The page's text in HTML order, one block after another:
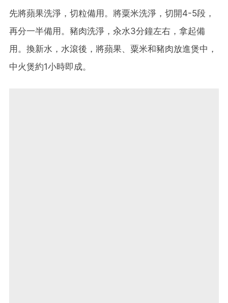
先將蘋果洗淨，切粒備用。將粟米洗淨，切開4-5段，
再分一半備用。豬肉洗淨，汆水3分鐘左右，拿起備
用。換新水，水滾後，將蘋果、粟米和豬肉放進煲中，
中火煲約1小時即成。